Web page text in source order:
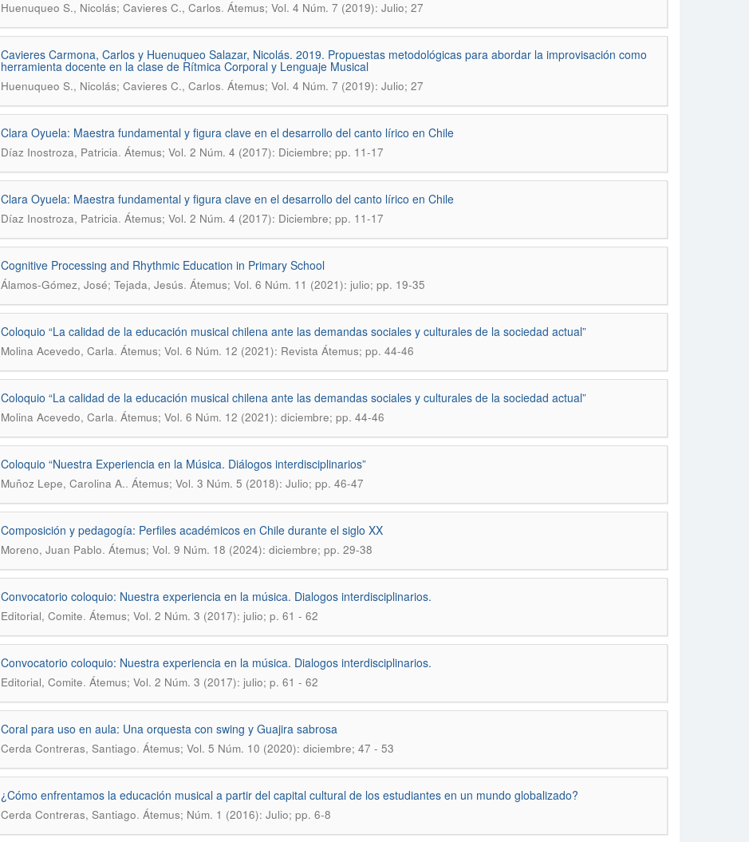
Huenuqueo S., Nicolás; Cavieres C., Carlos. Átemus; Vol. 4 Núm. 7 (2019): Julio; 27
Cavieres Carmona, Carlos y Huenuqueo Salazar, Nicolás. 2019. Propuestas metodológicas para abordar la improvisación como
herramienta docente en la clase de Rítmica Corporal y Lenguaje Musical
Huenuqueo S., Nicolás; Cavieres C., Carlos. Átemus; Vol. 4 Núm. 7 (2019): Julio; 27
Clara Oyuela: Maestra fundamental y figura clave en el desarrollo del canto lírico en Chile
Díaz Inostroza, Patricia. Átemus; Vol. 2 Núm. 4 (2017): Diciembre; pp. 11-17
Clara Oyuela: Maestra fundamental y figura clave en el desarrollo del canto lírico en Chile
Díaz Inostroza, Patricia. Átemus; Vol. 2 Núm. 4 (2017): Diciembre; pp. 11-17
Cognitive Processing and Rhythmic Education in Primary School
Álamos-Gómez, José; Tejada, Jesús. Átemus; Vol. 6 Núm. 11 (2021): julio; pp. 19-35
Coloquio “La calidad de la educación musical chilena ante las demandas sociales y culturales de la sociedad actual”
Molina Acevedo, Carla. Átemus; Vol. 6 Núm. 12 (2021): Revista Átemus; pp. 44-46
Coloquio “La calidad de la educación musical chilena ante las demandas sociales y culturales de la sociedad actual”
Molina Acevedo, Carla. Átemus; Vol. 6 Núm. 12 (2021): diciembre; pp. 44-46
Coloquio “Nuestra Experiencia en la Música. Diálogos interdisciplinarios”
Muñoz Lepe, Carolina A.. Átemus; Vol. 3 Núm. 5 (2018): Julio; pp. 46-47
Composición y pedagogía: Perfiles académicos en Chile durante el siglo XX
Moreno, Juan Pablo. Átemus; Vol. 9 Núm. 18 (2024): diciembre; pp. 29-38
Convocatorio coloquio: Nuestra experiencia en la música. Dialogos interdisciplinarios.
Editorial, Comite. Átemus; Vol. 2 Núm. 3 (2017): julio; p. 61 - 62
Convocatorio coloquio: Nuestra experiencia en la música. Dialogos interdisciplinarios.
Editorial, Comite. Átemus; Vol. 2 Núm. 3 (2017): julio; p. 61 - 62
Coral para uso en aula: Una orquesta con swing y Guajira sabrosa
Cerda Contreras, Santiago. Átemus; Vol. 5 Núm. 10 (2020): diciembre; 47 - 53
¿Cómo enfrentamos la educación musical a partir del capital cultural de los estudiantes en un mundo globalizado?
Cerda Contreras, Santiago. Átemus; Núm. 1 (2016): Julio; pp. 6-8